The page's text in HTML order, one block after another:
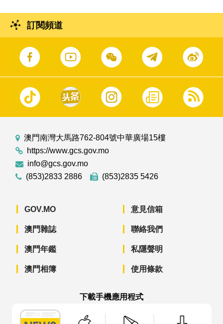
訂閱頻道
澳門南灣大馬路762-804號中華廣場15樓
https://www.gcs.gov.mo
info@gcs.gov.mo
(853)2833 2886
(853)2835 5426
GOV.MO
澳門雜誌
澳門年鑑
澳門相簿
意見信箱
聯絡我們
私隱聲明
使用條款
下載手機應用程式